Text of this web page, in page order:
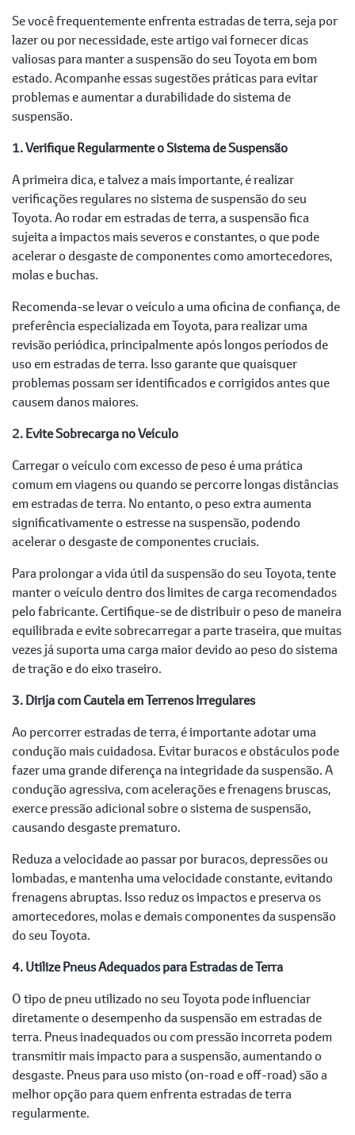
Se você frequentemente enfrenta estradas de terra, seja por
lazer ou por necessidade, este artigo vai fornecer dicas
valiosas para manter a suspensão do seu Toyota em bom
estado. Acompanhe essas sugestões práticas para evitar
problemas e aumentar a durabilidade do sistema de
suspensão.
1. Verifique Regularmente o Sistema de Suspensão
A primeira dica, e talvez a mais importante, é realizar
verificações regulares no sistema de suspensão do seu
Toyota. Ao rodar em estradas de terra, a suspensão fica
sujeita a impactos mais severos e constantes, o que pode
acelerar o desgaste de componentes como amortecedores,
molas e buchas.
Recomenda-se levar o veículo a uma oficina de confiança, de
preferência especializada em Toyota, para realizar uma
revisão periódica, principalmente após longos períodos de
uso em estradas de terra. Isso garante que quaisquer
problemas possam ser identificados e corrigidos antes que
causem danos maiores.
2. Evite Sobrecarga no Veículo
Carregar o veículo com excesso de peso é uma prática
comum em viagens ou quando se percorre longas distâncias
em estradas de terra. No entanto, o peso extra aumenta
significativamente o estresse na suspensão, podendo
acelerar o desgaste de componentes cruciais.
Para prolongar a vida útil da suspensão do seu Toyota, tente
manter o veículo dentro dos limites de carga recomendados
pelo fabricante. Certifique-se de distribuir o peso de maneira
equilibrada e evite sobrecarregar a parte traseira, que muitas
vezes já suporta uma carga maior devido ao peso do sistema
de tração e do eixo traseiro.
3. Dirija com Cautela em Terrenos Irregulares
Ao percorrer estradas de terra, é importante adotar uma
condução mais cuidadosa. Evitar buracos e obstáculos pode
fazer uma grande diferença na integridade da suspensão. A
condução agressiva, com acelerações e frenagens bruscas,
exerce pressão adicional sobre o sistema de suspensão,
causando desgaste prematuro.
Reduza a velocidade ao passar por buracos, depressões ou
lombadas, e mantenha uma velocidade constante, evitando
frenagens abruptas. Isso reduz os impactos e preserva os
amortecedores, molas e demais componentes da suspensão
do seu Toyota.
4. Utilize Pneus Adequados para Estradas de Terra
O tipo de pneu utilizado no seu Toyota pode influenciar
diretamente o desempenho da suspensão em estradas de
terra. Pneus inadequados ou com pressão incorreta podem
transmitir mais impacto para a suspensão, aumentando o
desgaste. Pneus para uso misto (on-road e off-road) são a
melhor opção para quem enfrenta estradas de terra
regularmente.